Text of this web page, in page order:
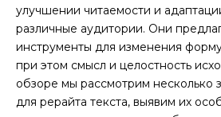
улучшении читаемости и
различные аудитории. Они
инструменты для изменения
при этом смысл и целостность
обзоре мы рассмотрим несколько
для рерайта текста, выявим их